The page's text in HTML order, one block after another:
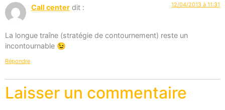
Call center dit : 12/04/2013 à 11:31
La longue traîne (stratégie de contournement) reste un
incontournable 😉
Répondre
Laisser un commentaire